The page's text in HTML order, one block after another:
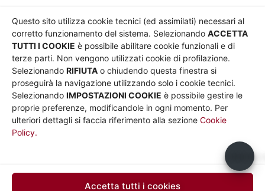
Questo sito utilizza cookie tecnici (ed assimilati) necessari al
corretto funzionamento del sistema. Selezionando ACCETTA
TUTTI I COOKIE è possibile abilitare cookie funzionali e di
terze parti. Non vengono utilizzati cookie di profilazione.
Selezionando RIFIUTA o chiudendo questa finestra si
proseguirà la navigazione utilizzando solo i cookie tecnici.
Selezionando IMPOSTAZIONI COOKIE è possibile gestire le
proprie preferenze, modificandole in ogni momento. Per
ulteriori dettagli si faccia riferimento alla sezione Cookie
Policy.
Accetta tutti i cookies
Chi siamo
Governance
Whistleblowing
Co-Marketing
Social media policy
Informativa Cookie
Informativa Sito web e
social media
Privacy
Parità di genere
Amministrazione
trasparente
Bandi e gare
Note legali
UTILITÀ
Car Sharing Roma
Usiamo